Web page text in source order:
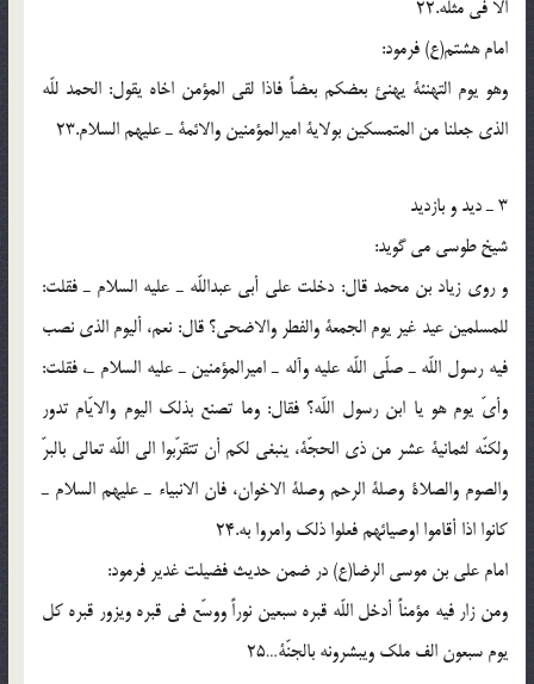
الاّ فی مثله.22
امام هشتم(ع) فرمود:
وهو یوم التهنئة یهنئ بعضکم بعضاً فاذا لقی المؤمن اخاه یقول: الحمد للّه
الذی جعلنا من المتمسکین بولایة امیرالمؤمنین والائمة ـ علیهم السلام.23
3 ـ دید و بازدید
شیخ طوسی می گوید:
و روی زیاد بن محمد قال: دخلت علی أبی عبداللّه ـ علیه السلام ـ فقلت:
للمسلمین عید غیر یوم الجمعة والفطر والاضحی؟ قال: نعم، ألیوم الذی نصب
فیه رسول اللّه ـ صلّی اللّه علیه وآله ـ امیرالمؤمنین ـ علیه السلام ـ، فقلت:
وأیّ یوم هو یا ابن رسول اللّه؟ فقال: وما تصنع بذلک الیوم والایّام تدور
ولکنّه لثمانیة عشر من ذی الحجّة، ینبغی لکم أن تتقرّبوا الی اللّه تعالی بالبرّ
والصوم والصلاة وصلة الرحم وصلة الاخوان، فان الانبیاء ـ علیهم السلام ـ
کانوا اذا أقاموا اوصیائهم فعلوا ذلک وامروا به.24
امام علی بن موسی الرضا(ع) در ضمن حدیث فضیلت غدیر فرمود:
ومن زار فیه مؤمناً أدخل اللّه قبره سبعین نوراً ووسّع فی قبره ویزور قبره کل
یوم سبعون الف ملک ویبشرونه بالجنّة…25